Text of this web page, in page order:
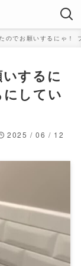
のでお願いするにゃ！
するに
してい
2025 / 06 / 12